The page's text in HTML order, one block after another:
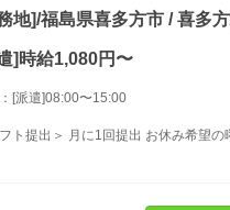
地]/福島県喜多方市 / 喜多
] 時給1,080円〜
[派遣]08:00〜15:00
ト提出＞ 月に1回提出 お休み希望